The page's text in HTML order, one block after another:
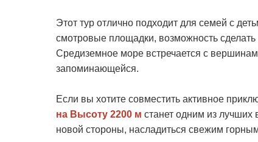
Этот тур отлично подходит для семей с
смотровые площадки, возможность
Средиземное море встречается с
запоминающейся.
Если вы хотите совместить активное
на Высоту 2200 м станет одним из лучших
новой стороны, насладиться свежим